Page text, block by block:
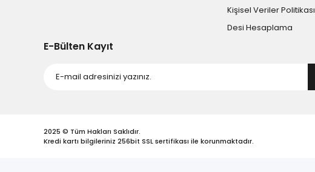
Kişisel Veriler Politikası
Desi Hesaplama
E-Bülten Kayıt
2025 © Tüm Hakları Saklıdır.
Kredi kartı bilgileriniz 256bit SSL sertifikası ile korunmaktadır.